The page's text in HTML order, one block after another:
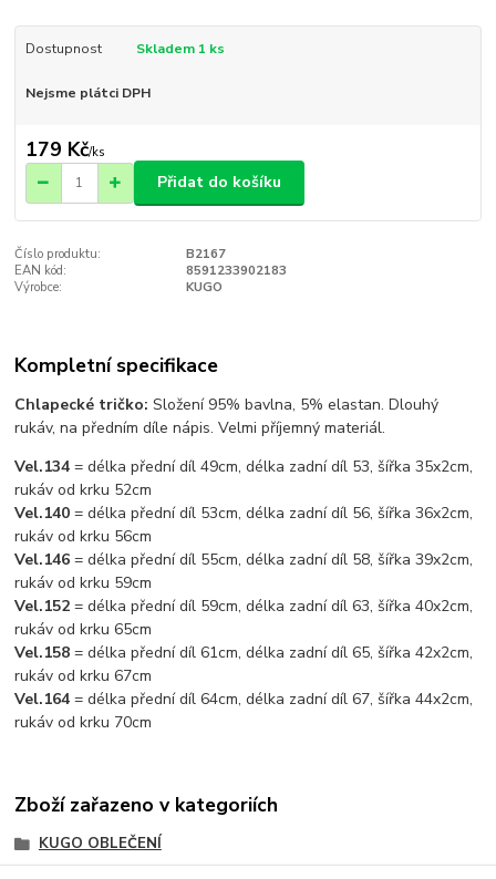
Dostupnost Skladem 1 ks
Nejsme plátci DPH
179 Kč/ks
Přidat do košíku
Číslo produktu:
B2167
EAN kód:
8591233902183
Výrobce:
KUGO
Kompletní specifikace
Chlapecké tričko: Složení 95% bavlna, 5% elastan. Dlouhý
rukáv, na předním díle nápis. Velmi příjemný materiál.
Vel.134 = délka přední díl 49cm, délka zadní díl 53, šířka 35x2cm,
rukáv od krku 52cm
Vel.140 = délka přední díl 53cm, délka zadní díl 56, šířka 36x2cm,
rukáv od krku 56cm
Vel.146 = délka přední díl 55cm, délka zadní díl 58, šířka 39x2cm,
rukáv od krku 59cm
Vel.152= délka přední díl 59cm, délka zadní díl 63, šířka 40x2cm,
rukáv od krku 65cm
Vel.158 = délka přední díl 61cm, délka zadní díl 65, šířka 42x2cm,
rukáv od krku 67cm
Vel.164 = délka přední díl 64cm, délka zadní díl 67, šířka 44x2cm,
rukáv od krku 70cm
Zboží zařazeno v kategoriích
KUGO OBLEČENÍ